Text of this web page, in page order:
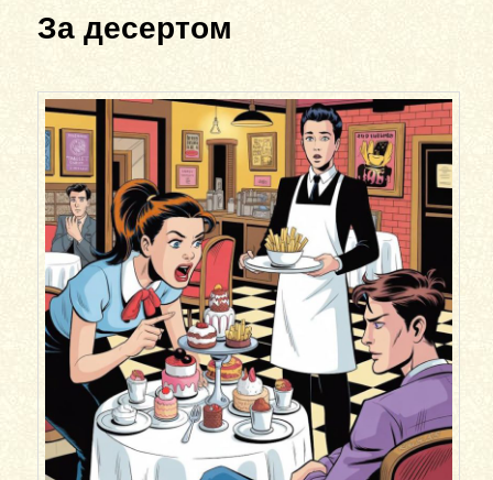
За десертом